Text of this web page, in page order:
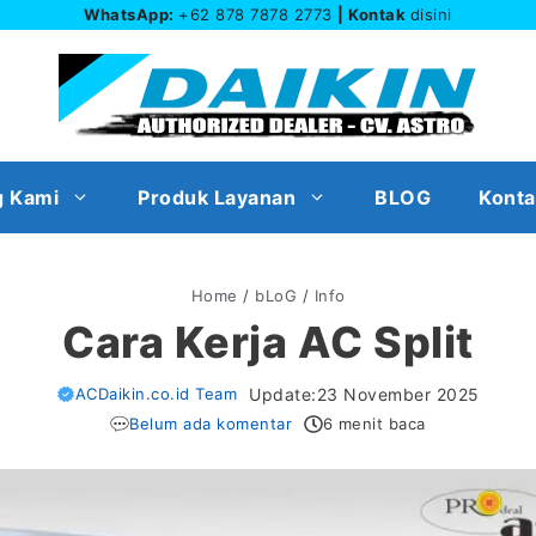
WhatsApp: +62 878 7878 2773 | Kontak disini
Kami Produk Layanan BLOG
Home / bLoG / Info
Cara Kerja AC Split
ACDaikin.co.id Team Update:23 November 2025
Belum ada komentar 6 menit baca